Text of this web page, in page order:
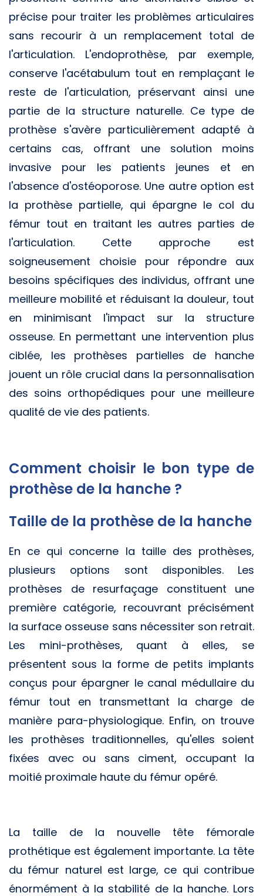
précise pour traiter les problèmes articulaires
sans recourir à un remplacement total de
l'articulation. L'endoprothèse, par exemple,
conserve l'acétabulum tout en remplaçant le
reste de l'articulation, préservant ainsi une
partie de la structure naturelle. Ce type de
prothèse s'avère particulièrement adapté à
certains cas, offrant une solution moins
invasive pour les patients jeunes et en
l'absence d'ostéoporose. Une autre option est
la prothèse partielle, qui épargne le col du
fémur tout en traitant les autres parties de
l'articulation. Cette approche est
soigneusement choisie pour répondre aux
besoins spécifiques des individus, offrant une
meilleure mobilité et réduisant la douleur, tout
en minimisant l'impact sur la structure
osseuse. En permettant une intervention plus
ciblée, les prothèses partielles de hanche
jouent un rôle crucial dans la personnalisation
des soins orthopédiques pour une meilleure
qualité de vie des patients.
Comment choisir le bon type de
prothèse de la hanche ?
Taille de la prothèse de la hanche
En ce qui concerne la taille des prothèses,
plusieurs options sont disponibles. Les
prothèses de resurfaçage constituent une
première catégorie, recouvrant précisément
la surface osseuse sans nécessiter son retrait.
Les mini-prothèses, quant à elles, se
présentent sous la forme de petits implants
conçus pour épargner le canal médullaire du
fémur tout en transmettant la charge de
manière para-physiologique. Enfin, on trouve
les prothèses traditionnelles, qu'elles soient
fixées avec ou sans ciment, occupant la
moitié proximale haute du fémur opéré.
La taille de la nouvelle tête fémorale
prothétique est également importante. La tête
du fémur naturel est large, ce qui contribue
énormément à la stabilité de la hanche. Lors